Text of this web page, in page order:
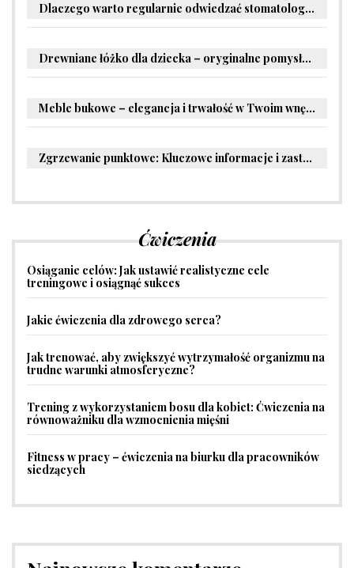
Dlaczego warto regularnie odwiedzać stomatologa?
Drewniane łóżko dla dziecka – oryginalne pomysły na aranżację pokoju malucha
Meble bukowe – elegancja i trwałość w Twoim wnętrzu
Zgrzewanie punktowe: Kluczowe informacje i zastosowania w przemyśle
Ćwiczenia
Osiąganie celów: Jak ustawić realistyczne cele
treningowe i osiągnąć sukces
Jakie ćwiczenia dla zdrowego serca?
Jak trenować, aby zwiększyć wytrzymałość organizmu na
trudne warunki atmosferyczne?
Trening z wykorzystaniem bosu dla kobiet: Ćwiczenia na
równoważniku dla wzmocnienia mięśni
Fitness w pracy – ćwiczenia na biurku dla pracowników
siedzących